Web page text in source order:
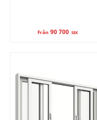
Från90 700 SEK